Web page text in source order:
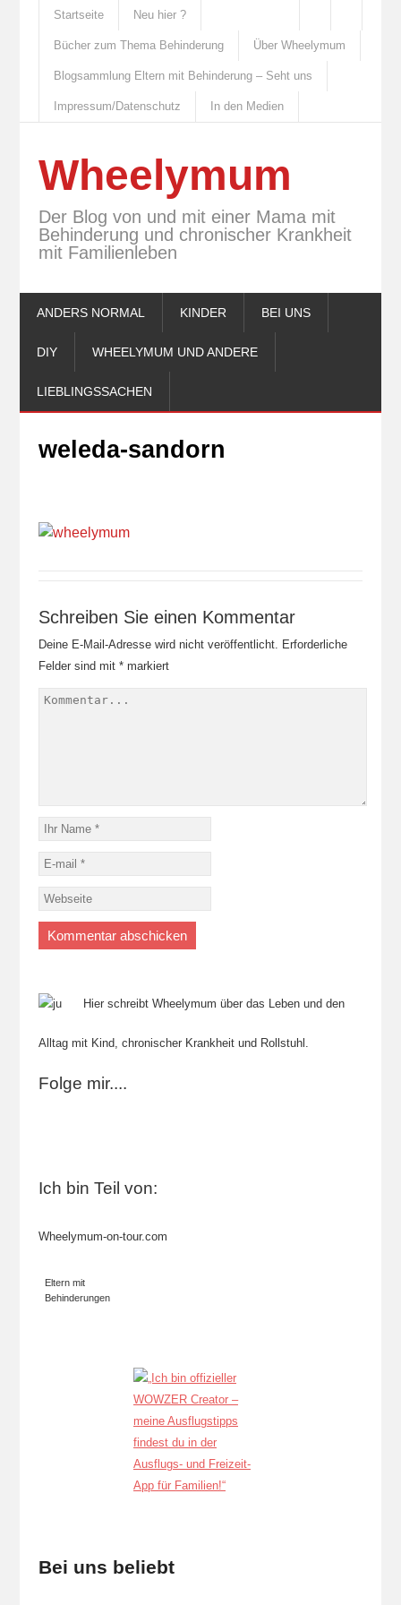
Startseite Neu hier ?
Bücher zum Thema Behinderung Über Wheelymum
Blogsammlung Eltern mit Behinderung – Seht uns
Impressum/Datenschutz In den Medien
Wheelymum
Der Blog von und mit einer Mama mit
Behinderung und chronischer Krankheit
mit Familienleben
ANDERS NORMAL KINDER BEI UNS
DIY WHEELYMUM UND ANDERE
LIEBLINGSSACHEN
weleda-sandorn
Schreiben Sie einen Kommentar
Deine E-Mail-Adresse wird nicht veröffentlicht. Erforderliche
Felder sind mit *markiert
Hier schreibt Wheelymum über das Leben und den
Alltag mit Kind, chronischer Krankheit und Rollstuhl.
Folge mir....
Ich bin Teil von:
Wheelymum-on-tour.com
Eltern mit
Behinderungen
Bei uns beliebt